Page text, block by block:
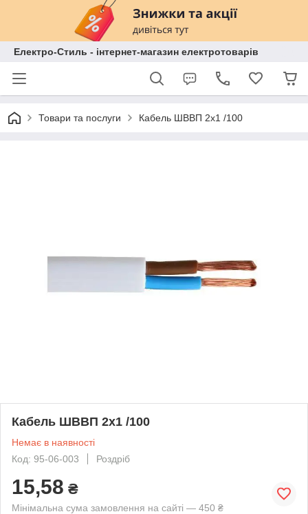
Електро-Стиль - інтернет-магазин електротоварів
Товари та послуги Кабель ШВВП 2х1 /100
Кабель ШВВП 2х1 /100
Немає в наявності
Код: 95-06-003
Роздріб
15,58 ₴
Мінімальна сума замовлення на сайті — 450 ₴